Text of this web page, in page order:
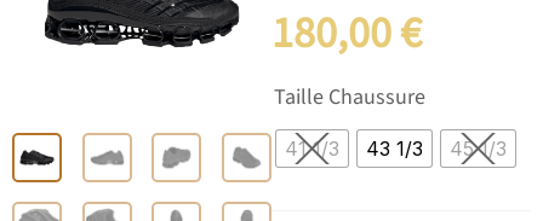
180,00€
Taille Chaussure
41 1/3 43 1/3 45 1/3
quantité
de
Adidas
Originals
Megaride
F50